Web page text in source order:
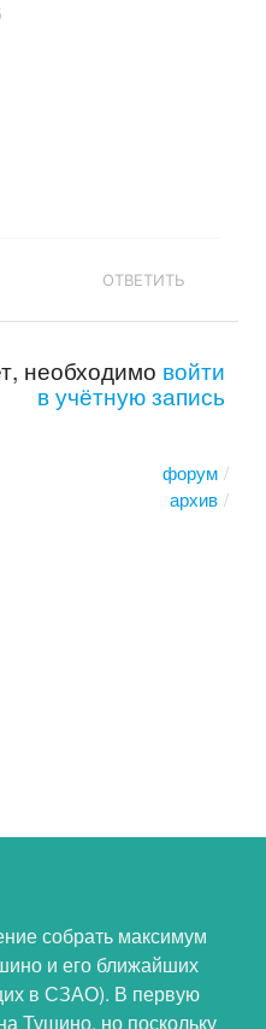
ОТВЕТИТЬ
необходимо войти
в учётную запись
форум
архив
собрать максимум
и его ближайших
в СЗАО). В первую
Тушино, но поскольку